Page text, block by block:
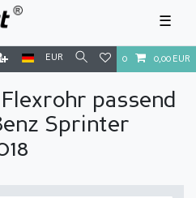
☰
EUR 0 0,00 EUR
passend
Sprinter